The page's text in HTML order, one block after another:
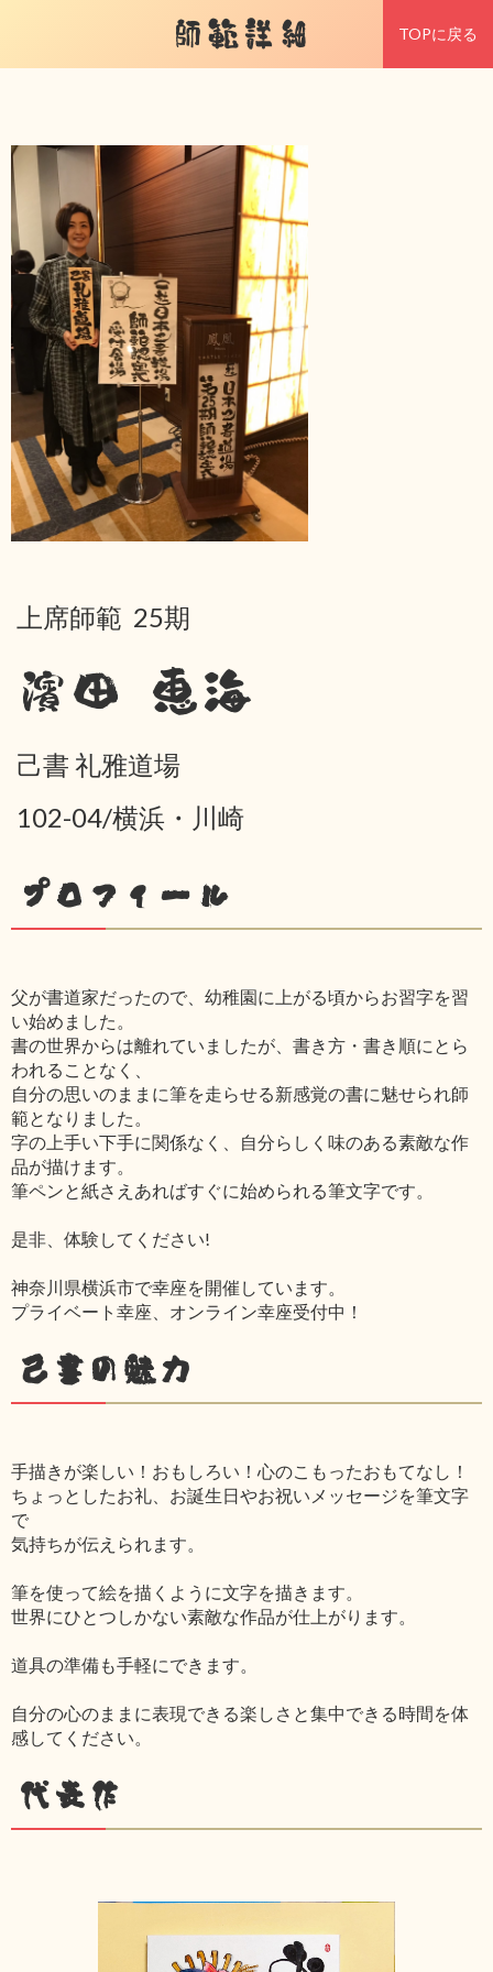
師範詳細 TOPに戻る
上席師範 25期
濱田 恵海
己書 礼雅道場
102-04/横浜・川崎
プロフィール
父が書道家だったので、幼稚園に上がる頃からお習字を習
い始めました。
書の世界からは離れていましたが、書き方・書き順にとら
われることなく、
自分の思いのままに筆を走らせる新感覚の書に魅せられ師
範となりました。
字の上手い下手に関係なく、自分らしく味のある素敵な作
品が描けます。
筆ペンと紙さえあればすぐに始められる筆文字です。
是非、体験してください!
神奈川県横浜市で幸座を開催しています。
プライベート幸座、オンライン幸座受付中！
己書の魅力
手描きが楽しい！おもしろい！心のこもったおもてなし！
ちょっとしたお礼、お誕生日やお祝いメッセージを筆文字
で
気持ちが伝えられます。
筆を使って絵を描くように文字を描きます。
世界にひとつしかない素敵な作品が仕上がります。
道具の準備も手軽にできます。
自分の心のままに表現できる楽しさと集中できる時間を体
感してください。
代表作